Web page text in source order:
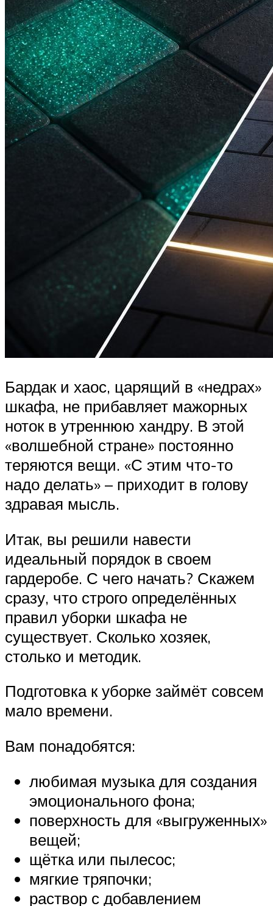
Бардак и хаос, царящий в «недрах»
шкафа, не прибавляет мажорных
ноток в утреннюю хандру. В этой
«волшебной стране» постоянно
теряются вещи. «С этим что-то
надо делать» – приходит в голову
здравая мысль.
Итак, вы решили навести
идеальный порядок в своем
гардеробе. С чего начать? Скажем
сразу, что строго определённых
правил уборки шкафа не
существует. Сколько хозяек,
столько и методик.
Подготовка к уборке займёт совсем
мало времени.
Вам понадобятся:
любимая музыка для создания
эмоционального фона;
поверхность для «выгруженных»
вещей;
щётка или пылесос;
мягкие тряпочки;
раствор с добавлением